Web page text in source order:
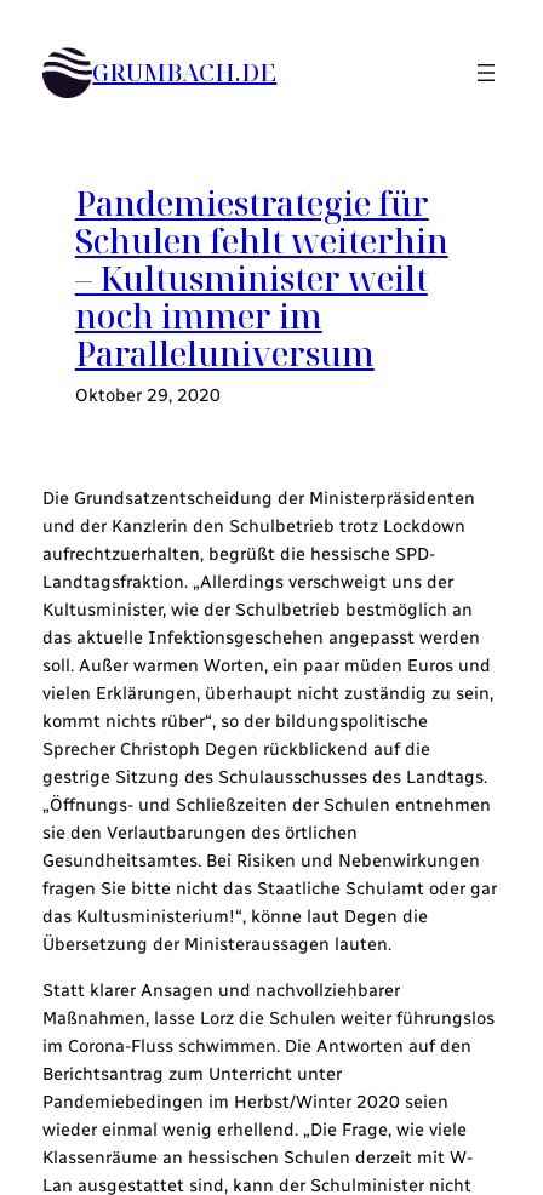
Inhalt
springen GRUMBACH.DE
Pandemiestrategie für
Schulen fehlt weiterhin
– Kultusminister weilt
noch immer im
Paralleluniversum
Oktober 29, 2020
Die Grundsatzentscheidung der Ministerpräsidenten
und der Kanzlerin den Schulbetrieb trotz Lockdown
aufrechtzuerhalten, begrüßt die hessische SPD-
Landtagsfraktion. „Allerdings verschweigt uns der
Kultusminister, wie der Schulbetrieb bestmöglich an
das aktuelle Infektionsgeschehen angepasst werden
soll. Außer warmen Worten, ein paar müden Euros und
vielen Erklärungen, überhaupt nicht zuständig zu sein,
kommt nichts rüber“, so der bildungspolitische
Sprecher Christoph Degen rückblickend auf die
gestrige Sitzung des Schulausschusses des Landtags.
„Öffnungs- und Schließzeiten der Schulen entnehmen
sie den Verlautbarungen des örtlichen
Gesundheitsamtes. Bei Risiken und Nebenwirkungen
fragen Sie bitte nicht das Staatliche Schulamt oder gar
das Kultusministerium!“, könne laut Degen die
Übersetzung der Ministeraussagen lauten.
Statt klarer Ansagen und nachvollziehbarer
Maßnahmen, lasse Lorz die Schulen weiter führungslos
im Corona-Fluss schwimmen. Die Antworten auf den
Berichtsantrag zum Unterricht unter
Pandemiebedingen im Herbst/Winter 2020 seien
wieder einmal wenig erhellend. „Die Frage, wie viele
Klassenräume an hessischen Schulen derzeit mit W-
Lan ausgestattet sind, kann der Schulminister nicht